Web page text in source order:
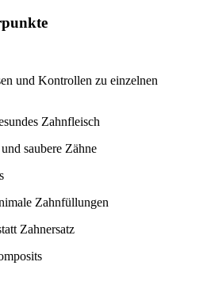
und Kontrollen zu einzelnen
Zahnfleisch
saubere Zähne
Zahnfüllungen
Zahnersatz